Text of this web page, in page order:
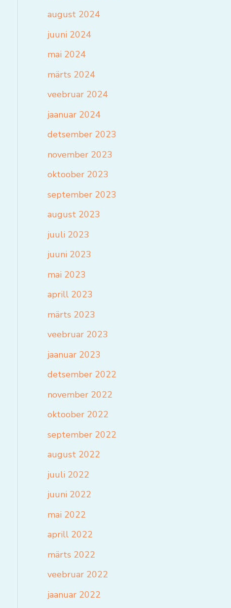
august 2024
juuni 2024
mai 2024
märts 2024
veebruar 2024
jaanuar 2024
detsember 2023
november 2023
oktoober 2023
september 2023
august 2023
juuli 2023
juuni 2023
mai 2023
aprill 2023
märts 2023
veebruar 2023
jaanuar 2023
detsember 2022
november 2022
oktoober 2022
september 2022
august 2022
juuli 2022
juuni 2022
mai 2022
aprill 2022
märts 2022
veebruar 2022
jaanuar 2022